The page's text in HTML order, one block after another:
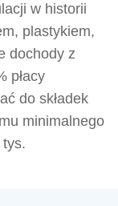
w historii
plastykiem,
dochody z
płacy
do składek
minimalnego